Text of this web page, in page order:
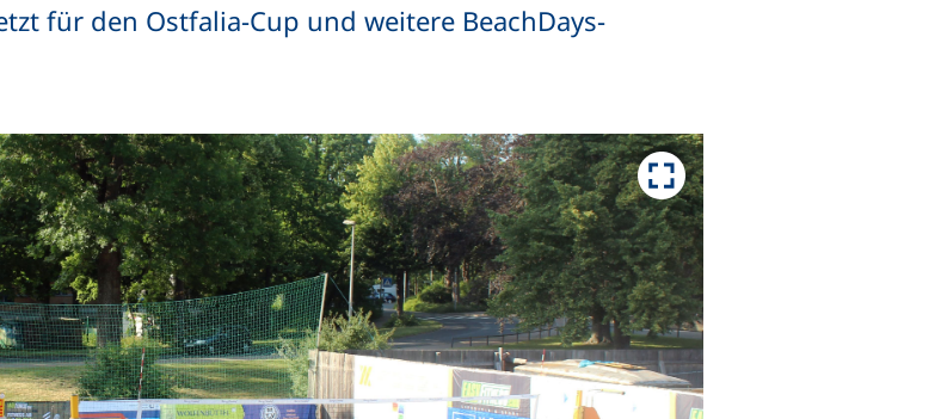
für den Ostfalia-Cup und weitere BeachDays-